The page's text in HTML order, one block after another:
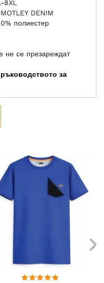
8XL
DENIM
полиестер
не се презареждат
за